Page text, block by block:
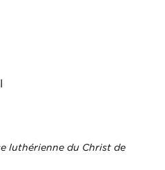
luthérienne du Christ de